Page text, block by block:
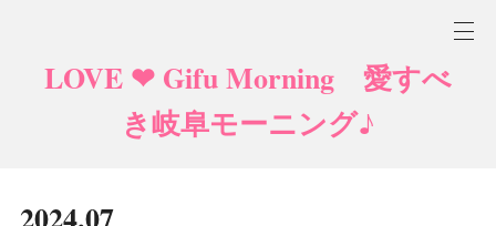
LOVE ❤ Gifu Morning 愛すべ
き岐阜モーニング♪